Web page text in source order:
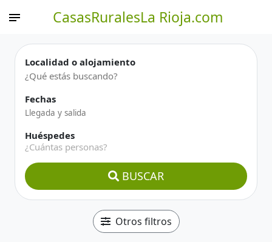
CasasRuralesLa Rioja.com
Localidad o alojamiento
Fechas
Huéspedes
¿Cuántas personas?
BUSCAR
Otros filtros